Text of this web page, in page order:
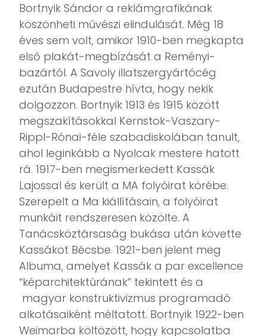
Bortnyik Sándor a reklámgrafikának
köszönheti művészi elindulását. Még 18
éves sem volt, amikor 1910-ben megkapta
első plakát-megbízását a Reményi-
bazártól. A Savoly illatszergyártócég
ezután Budapestre hívta, hogy nekik
dolgozzon. Bortnyik 1913 és 1915 között
megszakításokkal Kernstok-Vaszary-
Rippl-Rónai-féle szabadiskolában tanult,
ahol leginkább a Nyolcak mestere hatott
rá. 1917-ben megismerkedett Kassák
Lajossal és került a MA folyóirat körébe.
Szerepelt a Ma kiállításain, a folyóirat
munkáit rendszeresen közölte. A
Tanácsköztársaság bukása után követte
Kassákot Bécsbe. 1921-ben jelent meg
Albuma, amelyet Kassák a par excellence
“képarchitektúrának” tekintett és a
magyar konstruktivizmus programadó
alkotásaiként méltatott. Bortnyik 1922-ben
Weimarba költözött, hogy kapcsolatba